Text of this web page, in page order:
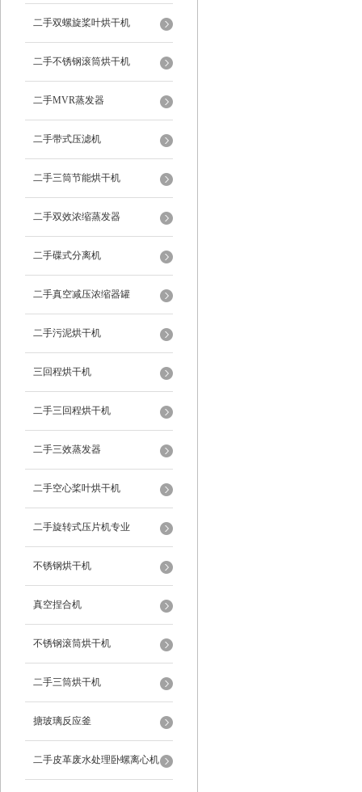
二手双螺旋桨叶烘干机
二手不锈钢滚筒烘干机
二手MVR蒸发器
二手带式压滤机
二手三筒节能烘干机
二手双效浓缩蒸发器
二手碟式分离机
二手真空减压浓缩器罐
二手污泥烘干机
三回程烘干机
二手三回程烘干机
二手三效蒸发器
二手空心桨叶烘干机
二手旋转式压片机专业
不锈钢烘干机
真空捏合机
不锈钢滚筒烘干机
二手三筒烘干机
搪玻璃反应釜
二手皮革废水处理卧螺离心机